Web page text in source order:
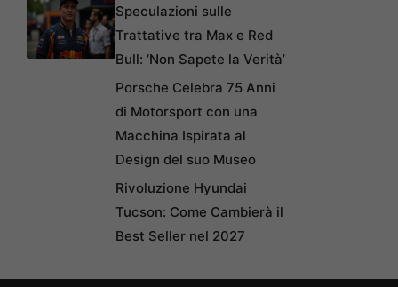
Speculazioni sulle
Trattative tra Max e Red
Bull: ‘Non Sapete la Verità’
Porsche Celebra 75 Anni
di Motorsport con una
Macchina Ispirata al
Design del suo Museo
Rivoluzione Hyundai
Tucson: Come Cambierà il
Best Seller nel 2027